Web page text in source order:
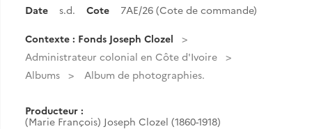
Date s.d. Cote 7AE/26 (Cote de commande)
Contexte : Fonds Joseph Clozel
Administrateur colonial en Côte d'Ivoire
Albums
Album de photographies.
Producteur :
(Marie François) Joseph Clozel (1860-1918)